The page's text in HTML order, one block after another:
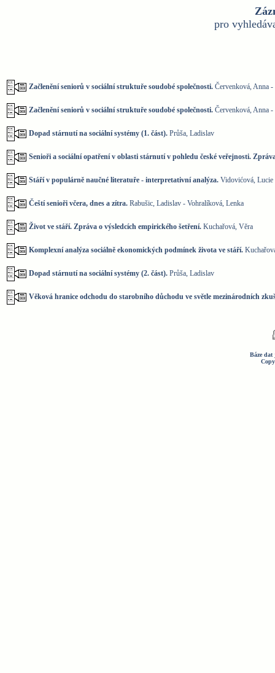
pro
Začlenění seniorů v sociální struktuře soudobé společnosti. Červenková, Anna
Začlenění seniorů v sociální struktuře soudobé společnosti. Červenková, Anna
Dopad stárnutí na sociální systémy (1. část). Průša, Ladislav
Senioři a sociální opatření v oblasti stárnutí v pohledu české veřejnosti.
Stáří v populárně naučné literatuře - interpretativní analýza. Vidovićová, Lucie
Čeští senioři včera, dnes a zítra. Rabušic, Ladislav - Vohralíková, Lenka
Život ve stáří. Zpráva o výsledcích empirického šetření. Kuchařová, Věra
Komplexní analýza sociálně ekonomických podmínek života ve stáří.
Dopad stárnutí na sociální systémy (2. část). Průša, Ladislav
Věková hranice odchodu do starobního důchodu ve světle mezinárodních
Báze dat